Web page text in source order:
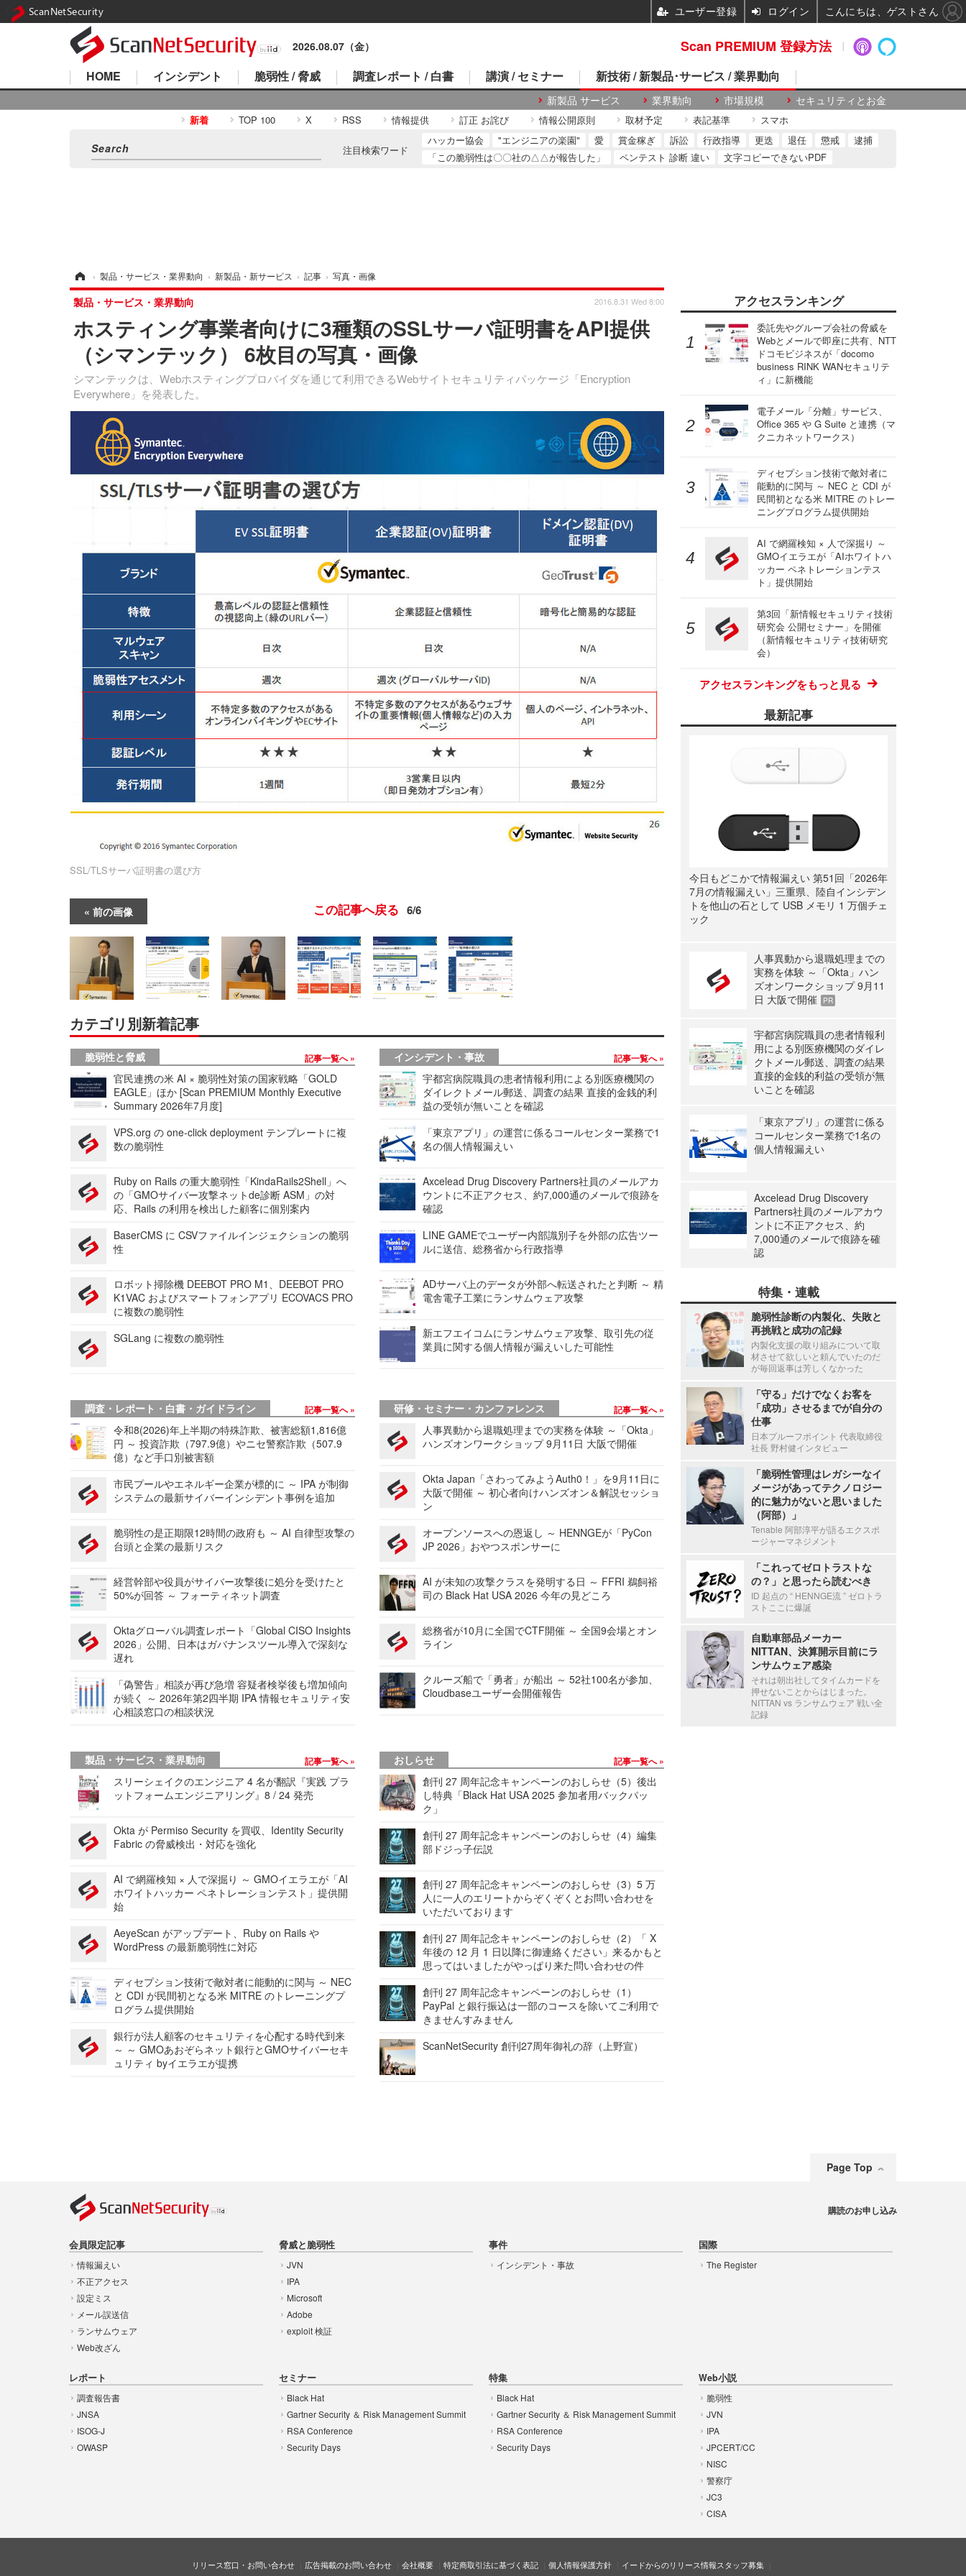
2026.08.07（金）
HOME インシデント 脆弱性 / 脅威 調査レポート / 白書 講演 / セミナー 新技術 / 新製品･サービス / 業界動向
新製品 サービス 業界動向 市場規模 セキュリティとお金
新着 TOP 100 X RSS 情報提供 訂正 お詫び 情報公開原則 取材予定 表記基準 スマホ
注目検索ワード
ハッカー協会 "エンジニアの楽園" 愛 賞金稼ぎ 訴訟 行政指導 更迭 退任 懲戒
逮捕
「この脆弱性は〇〇社の△△が報告した」
ペンテスト 診断 違い 文字コピーできないPDF
› 製品・サービス・業界動向 › 新製品・新サービス › 記事 › 写真・画像
ホスティング事業者向けに3種類のSSLサーバ証明書をAPI提供
（シマンテック） 6枚目の写真・画像
シマンテックは、Webホスティングプロバイダを通じて利用できるWebサイトセキュリティパッケージ「Encryption
Everywhere」を発表した。
製品・サービス・業界動向 2016.8.31 Wed 8:00
SSL/TLSサーバ証明書の選び方
前の画像 この記事へ戻る 6/6
カテゴリ別新着記事
脆弱性と脅威 記事一覧へ
官民連携の米 AI × 脆弱性対策の国家戦略「GOLD
EAGLE」ほか [Scan PREMIUM Monthly Executive
Summary 2026年7月度]
VPS.org の one-click deployment テンプレートに複
数の脆弱性
Ruby on Rails の重大脆弱性「KindaRails2Shell」へ
の「GMOサイバー攻撃ネットde診断 ASM」の対
応、Rails の利用を検出した顧客に個別案内
BaserCMS に CSVファイルインジェクションの脆弱
性
ロボット掃除機 DEEBOT PRO M1、DEEBOT PRO
K1VAC およびスマートフォンアプリ ECOVACS PRO
に複数の脆弱性
SGLang に複数の脆弱性
インシデント・事故 記事一覧へ
宇都宮病院職員の患者情報利用による別医療機関の
ダイレクトメール郵送、調査の結果 直接的金銭的利
益の受領が無いことを確認
「東京アプリ」の運営に係るコールセンター業務で1
名の個人情報漏えい
Axcelead Drug Discovery Partners社員のメールアカ
ウントに不正アクセス、約7,000通のメールで痕跡を
確認
LINE GAMEでユーザー内部識別子を外部の広告ツー
ルに送信、総務省から行政指導
ADサーバ上のデータが外部へ転送されたと判断 ～ 精
電舎電子工業にランサムウェア攻撃
新エフエイコムにランサムウェア攻撃、取引先の従
業員に関する個人情報が漏えいした可能性
調査・レポート・白書・ガイドライン 記事一覧へ
令和8(2026)年上半期の特殊詐欺、被害総額1,816億
円 ～ 投資詐欺（797.9億）やニセ警察詐欺（507.9
億）など手口別被害額
市民プールやエネルギー企業が標的に ～ IPA が制御
システムの最新サイバーインシデント事例を追加
脆弱性の是正期限12時間の政府も ～ AI 自律型攻撃の
台頭と企業の最新リスク
経営幹部や役員がサイバー攻撃後に処分を受けたと
50%が回答 ～ フォーティネット調査
Oktaグローバル調査レポート「Global CISO Insights
2026」公開、日本はガバナンスツール導入で深刻な
遅れ
「偽警告」相談が再び急増 容疑者検挙後も増加傾向
が続く ～ 2026年第2四半期 IPA 情報セキュリティ安
心相談窓口の相談状況
研修・セミナー・カンファレンス 記事一覧へ
人事異動から退職処理までの実務を体験 ～「Okta」
ハンズオンワークショップ 9月11日 大阪で開催
Okta Japan「さわってみようAuth0！」を9月11日に
大阪で開催 ～ 初心者向けハンズオン＆解説セッショ
ン
オープンソースへの恩返し ～ HENNGEが「PyCon
JP 2026」おやつスポンサーに
AI が未知の攻撃クラスを発明する日 ～ FFRI 鵜飼裕
司の Black Hat USA 2026 今年の見どころ
総務省が10月に全国でCTF開催 ～ 全国9会場とオン
ライン
クルーズ船で「勇者」が船出 ～ 52社100名が参加、
Cloudbaseユーザー会開催報告
製品・サービス・業界動向 記事一覧へ
スリーシェイクのエンジニア 4 名が翻訳『実践 プラ
ットフォームエンジニアリング』8 / 24 発売
Okta が Permiso Security を買収、Identity Security
Fabric の脅威検出・対応を強化
AI で網羅検知 × 人で深掘り ～ GMOイエラエが「AI
ホワイトハッカー ペネトレーションテスト」提供開
始
AeyeScan がアップデート、Ruby on Rails や
WordPress の最新脆弱性に対応
ディセプション技術で敵対者に能動的に関与 ～ NEC
と CDI が民間初となる米 MITRE のトレーニングプ
ログラム提供開始
銀行が法人顧客のセキュリティを心配する時代到来
～ ～ GMOあおぞらネット銀行とGMOサイバーセキ
ュリティ byイエラエが提携
おしらせ 記事一覧へ
創刊 27 周年記念キャンペーンのおしらせ（5）後出
し特典「Black Hat USA 2025 参加者用バックパッ
ク」
創刊 27 周年記念キャンペーンのおしらせ（4）編集
部ドジっ子伝説
創刊 27 周年記念キャンペーンのおしらせ（3）5 万
人に一人のエリートからぞくぞくとお問い合わせを
いただいております
創刊 27 周年記念キャンペーンのおしらせ（2）「 X
年後の 12 月 1 日以降に御連絡ください」来るかもと
思ってはいましたがやっぱり来た問い合わせの件
創刊 27 周年記念キャンペーンのおしらせ（1）
PayPal と銀行振込は一部のコースを除いてご利用で
きませんすみません
ScanNetSecurity 創刊27周年御礼の辞（上野宣）
アクセスランキング
委託先やグループ会社の脅威を
Webとメールで即座に共有、NTT
ドコモビジネスが「docomo
business RINK WANセキュリテ
ィ」に新機能
電子メール「分離」サービス、
Office 365 や G Suite と連携（マ
クニカネットワークス）
ディセプション技術で敵対者に
能動的に関与 ～ NEC と CDI が
民間初となる米 MITRE のトレー
ニングプログラム提供開始
AI で網羅検知 × 人で深掘り ～
GMOイエラエが「AIホワイトハ
ッカー ペネトレーションテス
ト」提供開始
第3回「新情報セキュリティ技術
研究会 公開セミナー」を開催
（新情報セキュリティ技術研究
会）
アクセスランキングをもっと見る
最新記事
今日もどこかで情報漏えい 第51回「2026年
7月の情報漏えい」三重県、陸自インシデン
トを他山の石として USB メモリ 1 万個チェ
ック
人事異動から退職処理までの
実務を体験 ～「Okta」ハン
ズオンワークショップ 9月11
日 大阪で開催
PR
宇都宮病院職員の患者情報利
用による別医療機関のダイレ
クトメール郵送、調査の結果
直接的金銭的利益の受領が無
いことを確認
「東京アプリ」の運営に係る
コールセンター業務で1名の
個人情報漏えい
Axcelead Drug Discovery
Partners社員のメールアカウ
ントに不正アクセス、約
7,000通のメールで痕跡を確
認
特集・連載
脆弱性診断の内製化、失敗と
再挑戦と成功の記録
内製化支援の取り組みについて取
材させて欲しいと頼んでいたのだ
が毎回返事は芳しくなかった
「守る」だけでなくお客を
「成功」させるまでが自分の
仕事
日本プルーフポイント 代表取締役
社長 野村健インタビュー
「脆弱性管理はレガシーなイ
メージがあってテクノロジー
的に魅力がないと思いました
（阿部）」
Tenable 阿部淳平が語るエクスポ
ージャーマネジメント
「これってゼロトラストな
の？」と思ったら読むべき
ID 起点の “ HENNGE流 ” ゼロトラ
ストここに爆誕
自動車部品メーカー
NITTAN、決算開示目前にラ
ンサムウェア感染
それは朝出社してタイムカードを
押せないことからはじまった。
NITTAN vs ランサムウェア 戦い全
記録
Page Top
会員限定記事
情報漏えい
不正アクセス
設定ミス
メール誤送信
ランサムウェア
Web改ざん
脅威と脆弱性
JVN
IPA
Microsoft
Adobe
exploit 検証
事件
インシデント・事故
国際
The Register
レポート
調査報告書
JNSA
ISOG-J
OWASP
セミナー
Black Hat
Gartner Security ＆ Risk Management Summit
RSA Conference
Security Days
特集
Black Hat
Gartner Security ＆ Risk Management Summit
RSA Conference
Security Days
Web小説
脆弱性
JVN
IPA
JPCERT/CC
NISC
警察庁
JC3
CISA
購読のお申し込み
リリース窓口・お問い合わせ 広告掲載のお問い合わせ 会社概要 特定商取引法に基づく表記 個人情報保護方針 イードからのリリース情報スタッフ募集
Scan PREMIUM 登録方法
ScanNetSecurity ユーザー登録 ログイン こんにちは、ゲストさん